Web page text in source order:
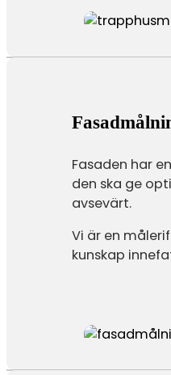
Fasaden har
den ska ge
avsevärt.
Vi är en
kunskap